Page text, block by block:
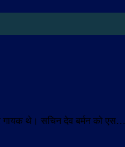
गायक थे। सचिन देव बर्मन को एस…